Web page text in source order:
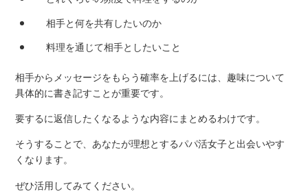
相手と何を共有したいのか
料理を通じて相手としたいこと
相手からメッセージをもらう確率を上げるには、趣味について
具体的に書き記すことが重要です。
要するに返信したくなるような内容にまとめるわけです。
そうすることで、あなたが理想とするパパ活女子と出会いやす
くなります。
ぜひ活用してみてください。